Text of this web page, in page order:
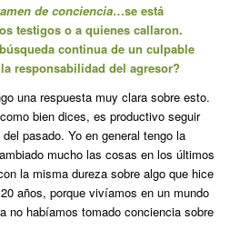
de conciencia…se está
testigos o a quienes callaron.
continua de un culpable
responsabilidad del agresor?
una respuesta muy clara sobre esto.
bien dices, es productivo seguir
pasado. Yo en general tengo la
mucho las cosas en los últimos
la misma dureza sobre algo que hice
años, porque vivíamos en un mundo
no habíamos tomado conciencia sobre